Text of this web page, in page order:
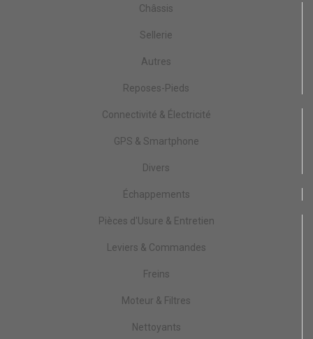
Châssis
Sellerie
Autres
Reposes-Pieds
Connectivité & Électricité
GPS & Smartphone
Divers
Échappements
Pièces d'Usure & Entretien
Leviers & Commandes
Freins
Moteur & Filtres
Nettoyants